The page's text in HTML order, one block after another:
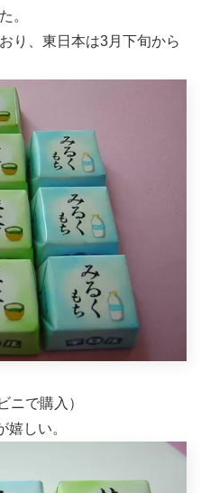
。
り、東日本は3月下旬から
ニで購入）
しい。